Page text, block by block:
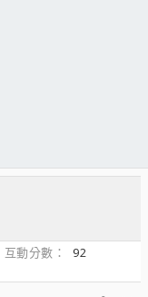
互動分數
92